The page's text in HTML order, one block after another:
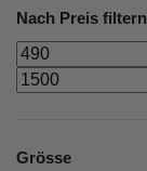
Nach Preis filtern
Grösse